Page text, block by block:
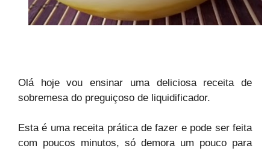
Olá hoje vou ensinar uma deliciosa receita de
sobremesa do preguiçoso de liquidificador.
Esta é uma receita prática de fazer e pode ser feita
com poucos minutos, só demora um pouco para